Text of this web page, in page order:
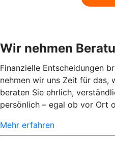
Wir nehmen
Finanzielle Entscheidungen
nehmen wir uns Zeit für das,
beraten Sie ehrlich,
persönlich – egal ob vor Ort
Mehr erfahren